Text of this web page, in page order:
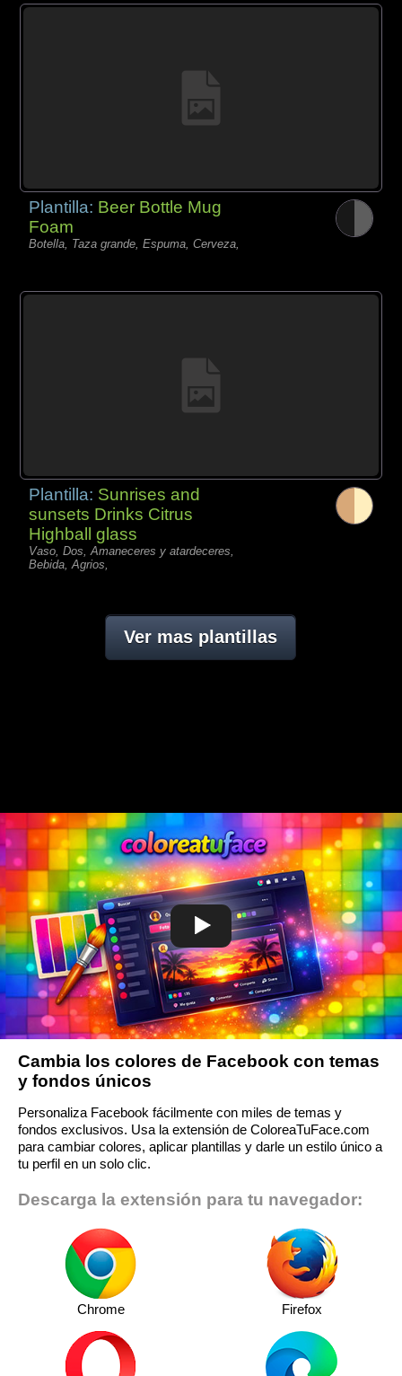
Plantilla: Beer Bottle Mug
Foam
Botella, Taza grande, Espuma, Cerveza,
Plantilla: Sunrises and
sunsets Drinks Citrus
Highball glass
Vaso, Dos, Amaneceres y atardeceres,
Bebida, Agrios,
Ver mas plantillas
Cambia los colores de Facebook con temas
y fondos únicos
Personaliza Facebook fácilmente con miles de temas y
fondos exclusivos. Usa la extensión de ColoreaTuFace.com
para cambiar colores, aplicar plantillas y darle un estilo único a
tu perfil en un solo clic.
Descarga la extensión para tu navegador:
Chrome Firefox